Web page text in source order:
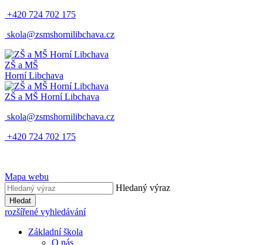
+420 724 702 175
skola@zsmshornilibchava.cz
ZŠ a MŠ
Horní Libchava
ZŠ a MŠ Horní Libchava
skola@zsmshornilibchava.cz
+420 724 702 175
Mapa webu
Hledaný výraz
Hledat
rozšířené vyhledávání
Základní škola
O nás